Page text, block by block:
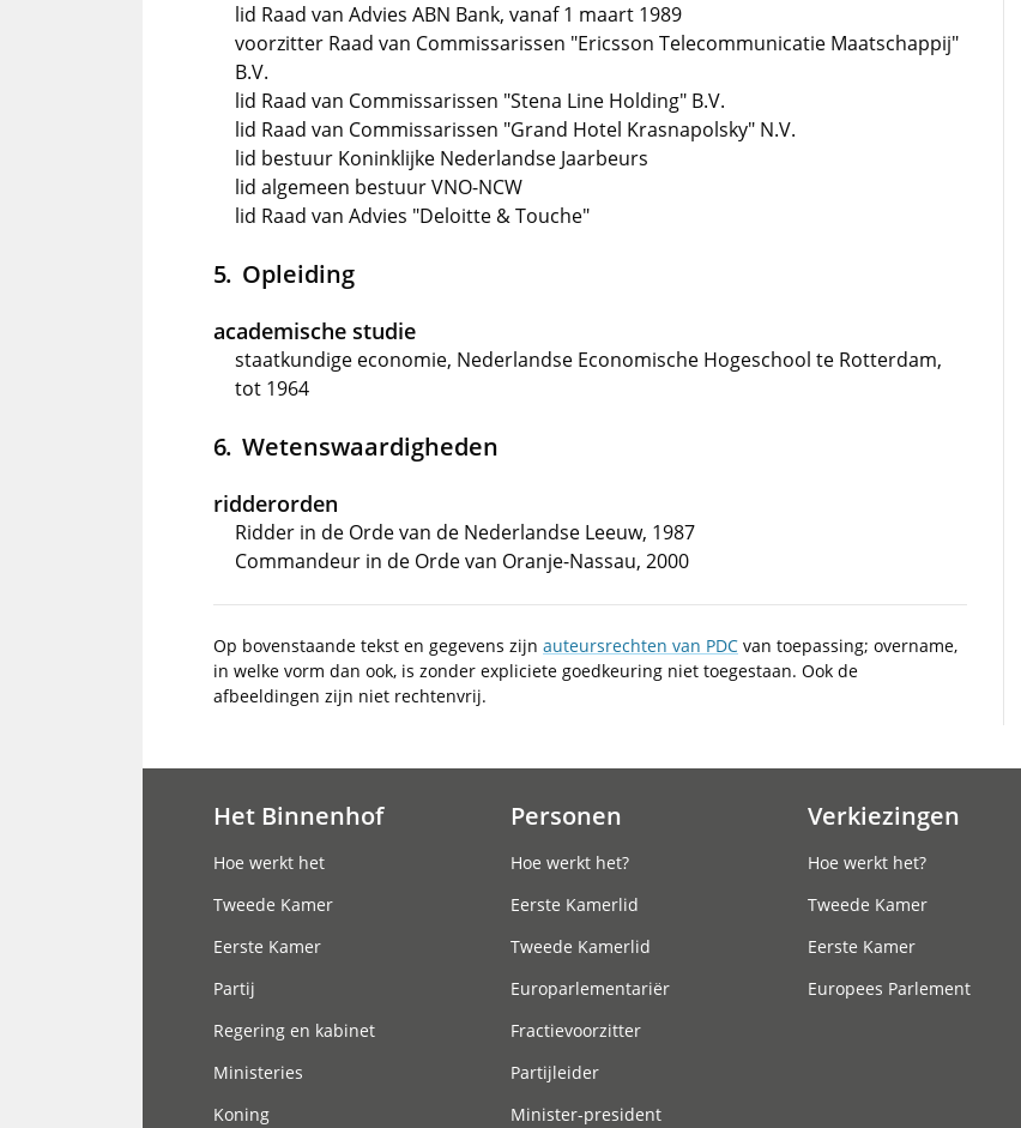
lid Raad van Advies ABN Bank, vanaf 1 maart 1989
voorzitter Raad van Commissarissen "Ericsson Telecommunicatie Maatschappij"
B.V.
lid Raad van Commissarissen "Stena Line Holding" B.V.
lid Raad van Commissarissen "Grand Hotel Krasnapolsky" N.V.
lid bestuur Koninklijke Nederlandse Jaarbeurs
lid algemeen bestuur VNO-NCW
lid Raad van Advies "Deloitte & Touche"
Opleiding
academische studie
staatkundige economie, Nederlandse Economische Hogeschool te Rotterdam,
tot 1964
Wetenswaardigheden
ridderorden
Ridder in de Orde van de Nederlandse Leeuw, 1987
Commandeur in de Orde van Oranje-Nassau, 2000
Op bovenstaande tekst en gegevens zijn auteursrechten van PDC van toepassing; overname,
in welke vorm dan ook, is zonder expliciete goedkeuring niet toegestaan. Ook de
afbeeldingen zijn niet rechtenvrij.
Het Binnenhof
Hoe werkt het
Tweede Kamer
Eerste Kamer
Partij
Regering en kabinet
Ministeries
Koning
Personen
Hoe werkt het?
Eerste Kamerlid
Tweede Kamerlid
Europarlementariër
Fractievoorzitter
Partijleider
Minister-president
Verkiezingen
Hoe werkt het?
Tweede Kamer
Eerste Kamer
Europees Parlement